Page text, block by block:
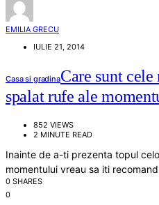
EMILIA GRECU
IULIE 21, 2014
Casa si gradinaCare sunt
spalat rufe ale
852 VIEWS
2 MINUTE READ
Inainte de a-ti prezenta topul
momentului vreau sa iti
0 SHARES
0